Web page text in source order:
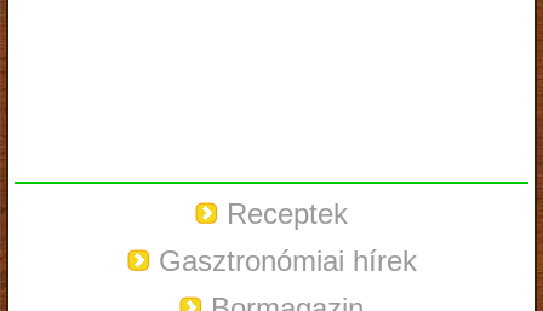
Receptek
Gasztronómiai hírek